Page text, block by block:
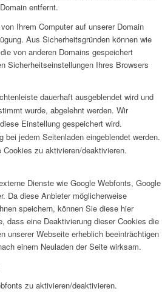
entfernt.
Ihrem Computer auf unserer Domain
Aus Sicherheitsgründen können wie
von anderen Domains gespeichert
Sicherheitseinstellungen Ihres Browsers
dauerhaft ausgeblendet wird und
wurde, abgelehnt werden. Wir
Einstellung gespeichert wird.
bei jedem Seitenladen eingeblendet werden.
zu aktivieren/deaktivieren.
Dienste wie Google Webfonts, Google
Da diese Anbieter möglicherweise
speichern, können Sie diese hier
dass eine Deaktivierung dieser Cookies die
unserer Webseite erheblich beeinträchtigen
einem Neuladen der Seite wirksam.
zu aktivieren/deaktivieren.